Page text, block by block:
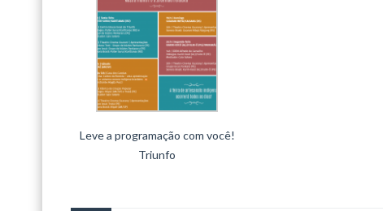
Leve a programação com você!
Triunfo